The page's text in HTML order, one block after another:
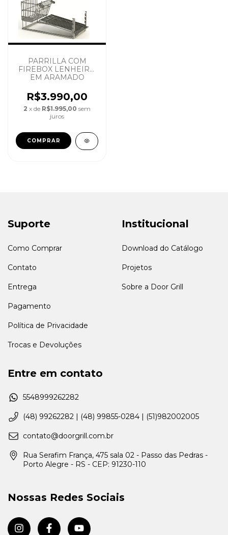
PARRILLA COM
FIREBOX LENHEIRO
EM ARAMADO
R$3.990,00
2 x de R$1.995,00 sem
juros
Suporte
Como Comprar
Contato
Entrega
Pagamento
Política de Privacidade
Trocas e Devoluções
Institucional
Download do Catálogo
Projetos
Sobre a Door Grill
Entre em contato
5548999262282
(48) 99262282 | (48) 99855-0284 | (51)982002005
contato@doorgrill.com.br
Rua Serafim França, 475 sala 02 - Passo das Pedras -
Porto Alegre - RS - CEP: 91230-110
Nossas Redes Sociais